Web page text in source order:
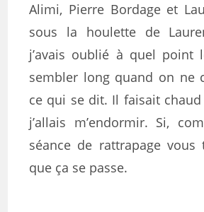
Alimi, Pierre Bordage et
sous la houlette de
j’avais oublié à quel point
sembler long quand on ne
ce qui se dit. Il faisait chaud
j’allais m’endormir. Si,
séance de rattrapage vous
que ça se passe.